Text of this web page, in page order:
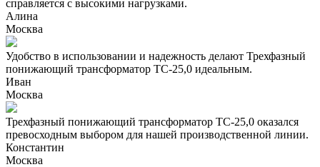
справляется с высокими нагрузками.
Алина
Москва
Удобство в использовании и надежность делают Трехфазный
понижающий трансформатор ТС-25,0 идеальным.
Иван
Москва
Трехфазный понижающий трансформатор ТС-25,0 оказался
превосходным выбором для нашей производственной линии.
Константин
Москва